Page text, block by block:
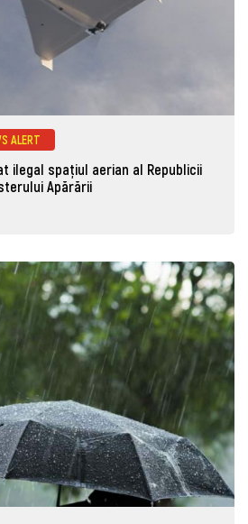
ALERT
ilegal spațiul aerian al Republicii
Apărării